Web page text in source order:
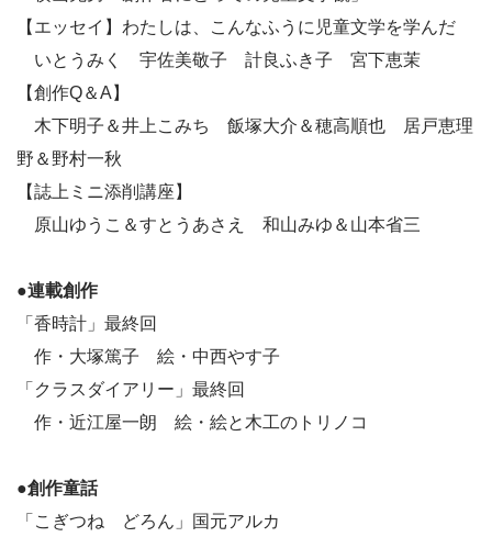
【エッセイ】 わたしは、こんなふうに児童文学を学んだ
いとうみく 宇佐美敬子 計良ふき子 宮下恵茉
【創作Q＆A】
木下明子＆井上こみち 飯塚大介＆穂高順也 居戸恵理
野＆野村一秋
【誌上ミニ添削講座】
原山ゆうこ＆すとうあさえ 和山みゆ＆山本省三
●連載創作
「香時計」最終回
作・大塚篤子 絵・中西やす子
「クラスダイアリー」最終回
作・近江屋一朗 絵・絵と木工のトリノコ
●創作童話
「こぎつね どろん」国元アルカ